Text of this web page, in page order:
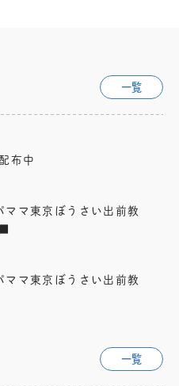
一覧
布中
マ東京ぼうさい出前教
マ東京ぼうさい出前教
一覧